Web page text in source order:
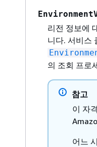
리전 정보에
니다. 서비스
의 조회 프로
참고
이 자
어느